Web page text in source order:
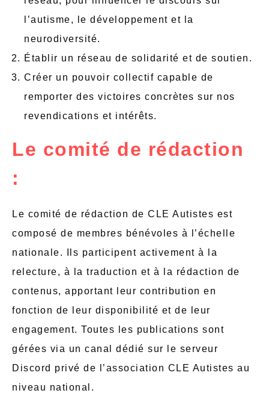
l’autisme, le développement et la
neurodiversité.
Établir un réseau de solidarité et de soutien.
Créer un pouvoir collectif capable de
remporter des victoires concrètes sur nos
revendications et intérêts.
Le comité de rédaction
:
Le comité de rédaction de CLE Autistes est
composé de membres bénévoles à l’échelle
nationale. Ils participent activement à la
relecture, à la traduction et à la rédaction de
contenus, apportant leur contribution en
fonction de leur disponibilité et de leur
engagement. Toutes les publications sont
gérées via un canal dédié sur le serveur
Discord privé de l’association CLE Autistes au
niveau national.